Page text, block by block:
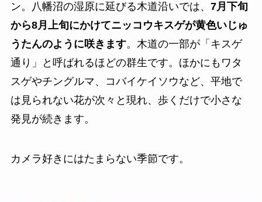
ン。八幡沼の湿原に延びる木道沿いでは、 7月下旬
から8月上旬にかけてニッコウキスゲが黄色いじゅ
うたんのように咲きます。木道の一部が「キスゲ
通り」と呼ばれるほどの群生です。ほかにもワタ
スゲやチングルマ、コバイケイソウなど、平地で
は見られない花が次々と現れ、歩くだけで小さな
発見が続きます。
カメラ好きにはたまらない季節です。